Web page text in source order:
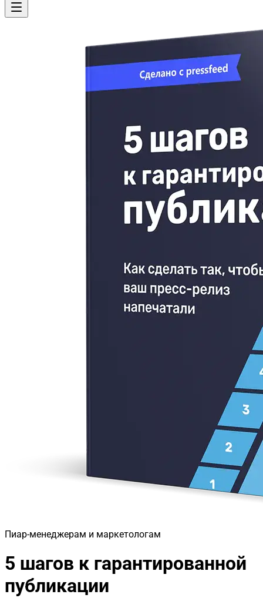
Пиар-менеджерам и маркетологам
5 шагов к гарантированной
публикации